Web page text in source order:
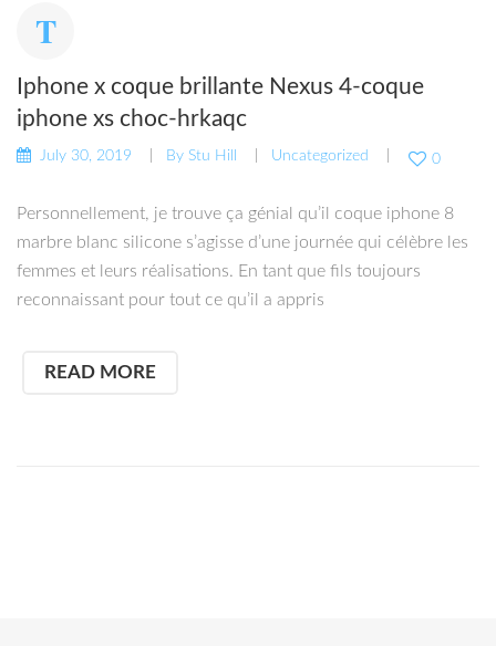
Iphone x coque brillante Nexus 4-coque
iphone xs choc-hrkaqc
July 30, 2019 By Stu Hill Uncategorized 0
Personnellement, je trouve ça génial qu’il coque iphone 8
marbre blanc silicone s’agisse d’une journée qui célèbre les
femmes et leurs réalisations. En tant que fils toujours
reconnaissant pour tout ce qu’il a appris
READ MORE